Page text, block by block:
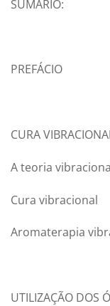
SUMÁRIO:
PREFÁCIO
CURA
A teoria
Cura vibracional
Aromaterapia
UTILIZAÇÃO DOS